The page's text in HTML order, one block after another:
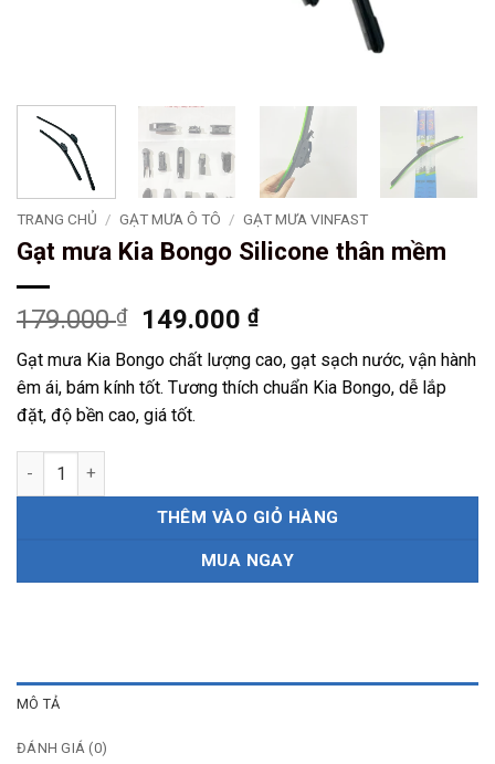
TRANG CHỦ / GẠT MƯA Ô TÔ / GẠT MƯA VINFAST
Gạt mưa Kia Bongo Silicone thân mềm
179.000₫
Giá
gốc
là:
179.000 ₫.
149.000₫Giá
tại
là:
Gạt mưa Kia Bongo chất lượng cao, gạt sạch nước, vận hành
êm ái, bám kính tốt. Tương thích chuẩn Kia Bongo, dễ lắp
đặt, độ bền cao, giá tốt.
Gạt mưa Kia Bongo Silicone thân mềm số lượng
THÊM VÀO GIỎ HÀNG
MUA NGAY
MÔ TẢ
ĐÁNH GIÁ (0)